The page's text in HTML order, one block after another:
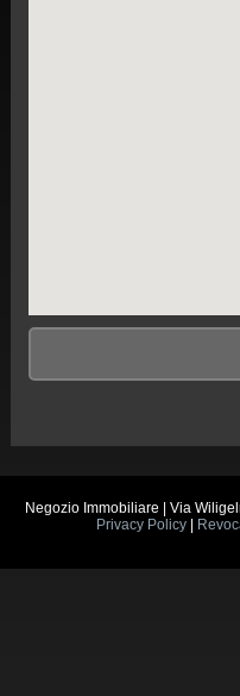
Negozio Immobiliare | Via
Privacy Policy|